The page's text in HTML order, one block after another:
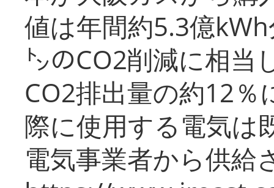
値は年間約5.3億
㌧のCO2削減に相当
CO2排出量の約12％
際に使用する電気は
電気事業者から供給